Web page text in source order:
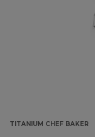
TITANIUM CHEF BAKER